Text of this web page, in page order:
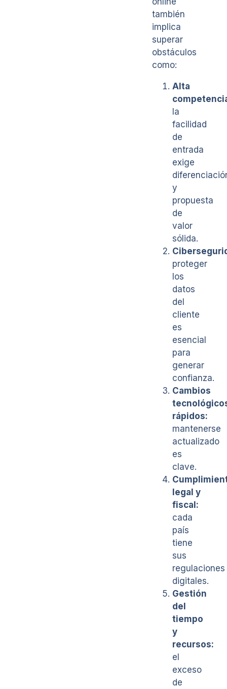
también
implica
superar
obstáculos
como:
Alta
la
facilidad
de
entrada
exige
y
propuesta
de
valor
sólida.
proteger
los
datos
del
cliente
es
esencial
para
generar
confianza.
Cambios
rápidos:
mantenerse
actualizado
es
clave.
legal y
fiscal:
cada
país
tiene
sus
regulaciones
digitales.
Gestión
del
tiempo
y
recursos:
el
exceso
de